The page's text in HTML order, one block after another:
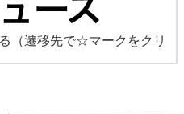
（遷移先で☆マークをクリ